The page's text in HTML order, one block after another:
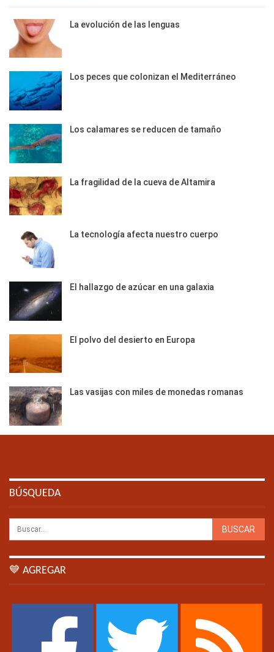
La evolución de las lenguas
Los peces que colonizan el Mediterráneo
Los calamares se reducen de tamaño
La fragilidad de la cueva de Altamira
La tecnología afecta nuestro cuerpo
El hallazgo de azúcar en una galaxia
El polvo del desierto en Europa
Las vasijas con miles de monedas romanas
BÚSQUEDA
💙 AGREGAR